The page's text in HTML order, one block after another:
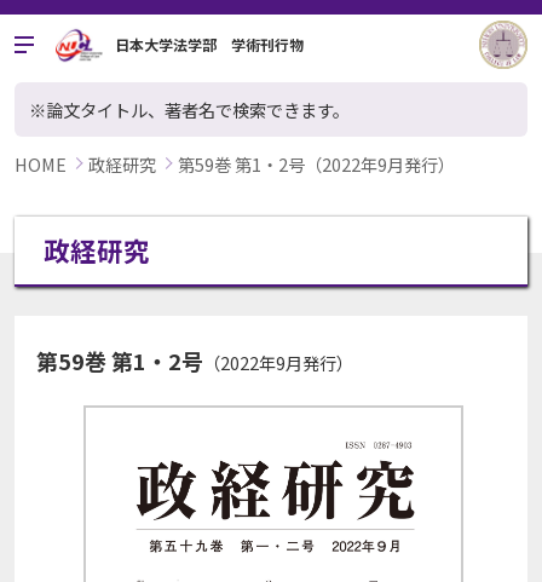
日本大学法学部 学術刊行物
※論文タイトル、著者名で検索できます。
HOME 政経研究 第59巻 第1・2号（2022年9月発行）
政経研究
第59巻 第1・2号 （2022年9月発行）